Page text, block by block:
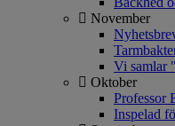
November
Vi samlar
Oktober
Professor
Inspelad